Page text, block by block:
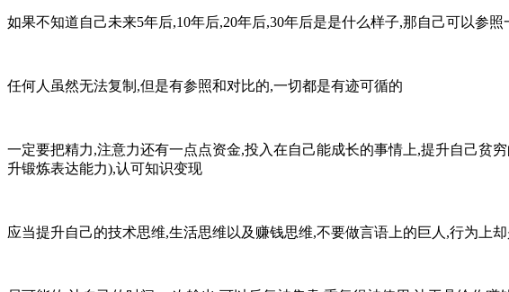
如果不知道自己未来5年后,10年后,20年后,30年后是是什么样子,那自己可以参
任何人虽然无法复制,但是有参照和对比的,一切都是有迹可循的
一定要把精力,注意力还有一点点资金,投入在自己能成长的事情上,提升自己贫
升锻炼表达能力),认可知识变现
应当提升自己的技术思维,生活思维以及赚钱思维,不要做言语上的巨人,行为上